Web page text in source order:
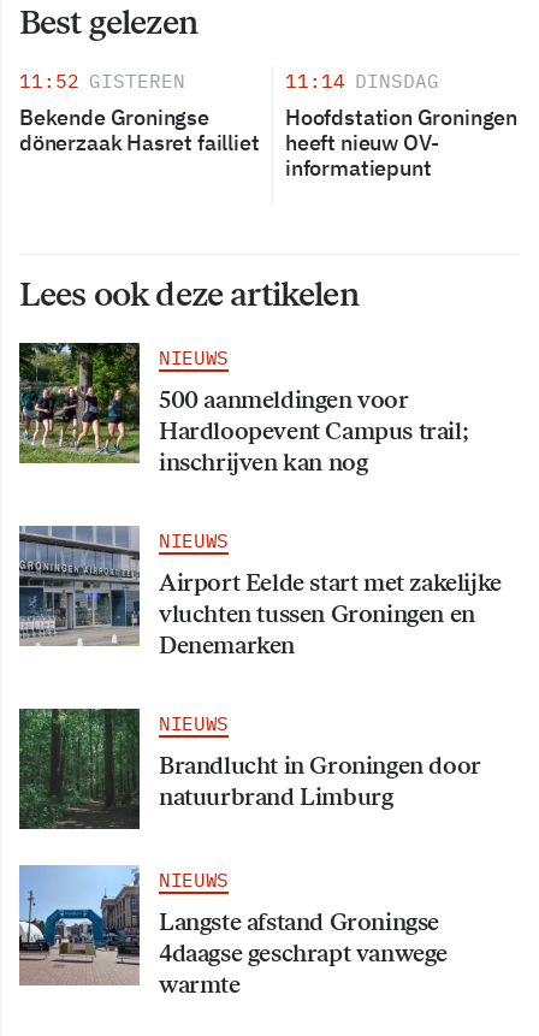
Best gelezen
11:52 GISTEREN
Bekende Groningse
dönerzaak Hasret failliet
11:14 DINSDAG
Hoofdstation Groningen
heeft nieuw OV-
informatiepunt
Lees ook deze artikelen
NIEUWS
500 aanmeldingen voor
Hardloopevent Campus trail;
inschrijven kan nog
NIEUWS
Airport Eelde start met zakelijke
vluchten tussen Groningen en
Denemarken
NIEUWS
Brandlucht in Groningen door
natuurbrand Limburg
NIEUWS
Langste afstand Groningse
4daagse geschrapt vanwege
warmte